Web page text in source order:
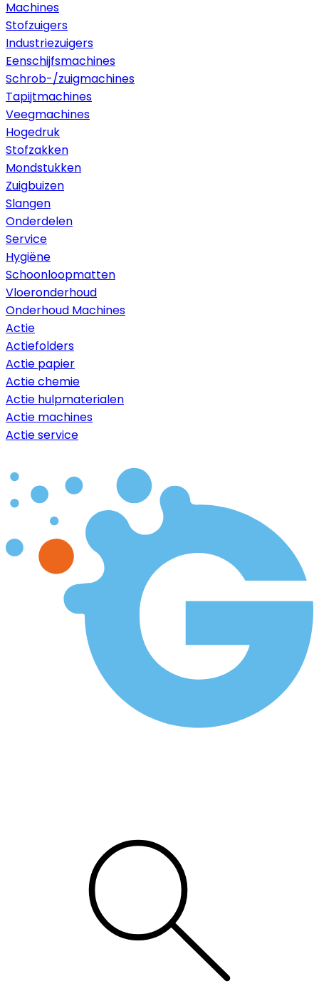
Machines
Stofzuigers
Industriezuigers
Eenschijfsmachines
Schrob-/zuigmachines
Tapijtmachines
Veegmachines
Hogedruk
Stofzakken
Mondstukken
Zuigbuizen
Slangen
Onderdelen
Service
Hygiëne
Schoonloopmatten
Vloeronderhoud
Onderhoud Machines
Actie
Actiefolders
Actie papier
Actie chemie
Actie hulpmaterialen
Actie machines
Actie service